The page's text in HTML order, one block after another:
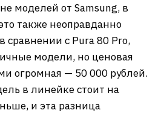
моделей от Samsung, в
также неоправданно
сравнении с Pura 80 Pro,
модели, но ценовая
огромная — 50 000 рублей.
в линейке стоит на
и эта разница